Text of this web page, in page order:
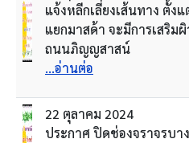
แจ้งหลีกเลี่ยงเส้นทาง ตั้
แยกมาสด้า จะมีการเสริม
ถนนภิญญสาสน์
...อ่านต่อ
22 ตุลาคม 2024
ประกาศ ปิดช่องจราจรบ